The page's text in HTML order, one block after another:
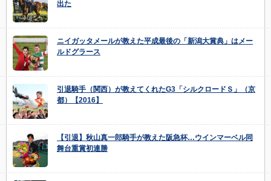
出た
ニイガッタメールが教えた平成最後の「新潟大賞典」はメー
ルドグラース
引退騎手（関西）が教えてくれたG3「シルクロードＳ」（京
都）【2016】
【引退】秋山真一郎騎手が教えた阪急杯…ウインマーベル同
舞台重賞初連勝